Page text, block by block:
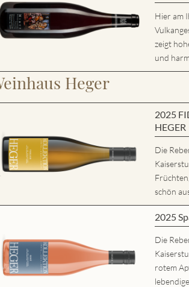
Hier am
zeigt
und
Heger
2025
HEGER
Die
schön
2025
Die
rotem